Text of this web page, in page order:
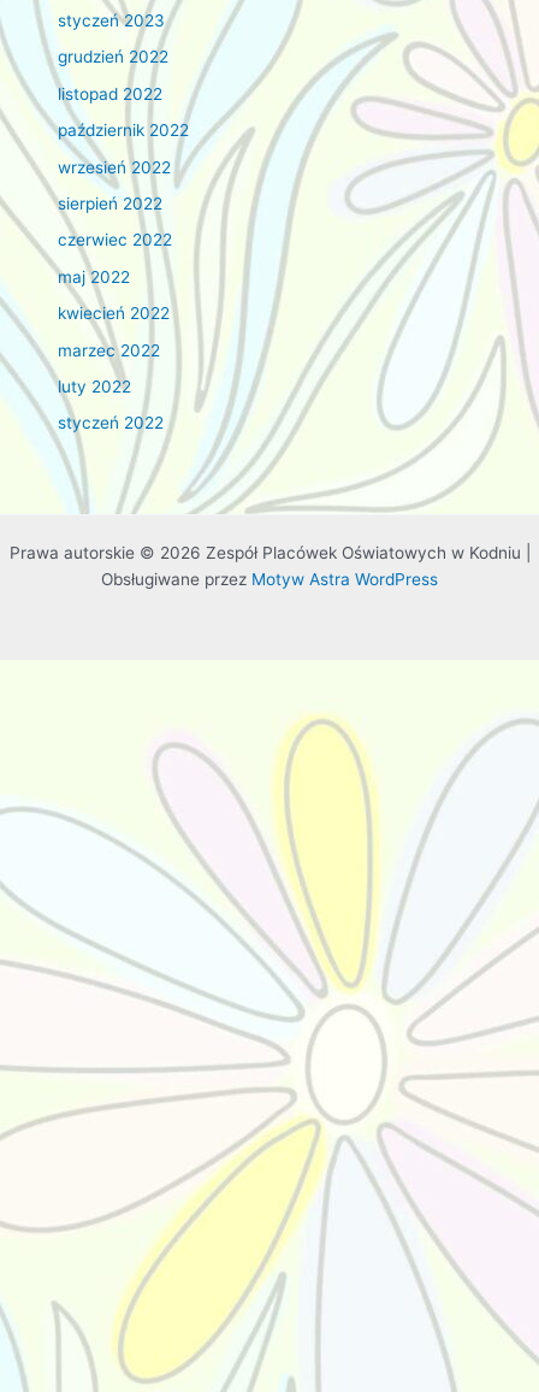
styczeń 2023
grudzień 2022
listopad 2022
październik 2022
wrzesień 2022
sierpień 2022
czerwiec 2022
maj 2022
kwiecień 2022
marzec 2022
luty 2022
styczeń 2022
Prawa autorskie © 2026 Zespół Placówek Oświatowych w Kodniu |
Obsługiwane przez Motyw Astra WordPress